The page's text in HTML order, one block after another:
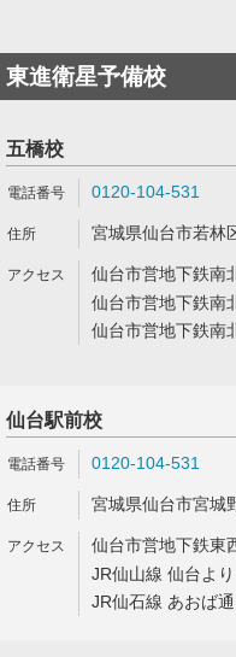
東進衛星予備校
五橋校
0120-104-531
宮城県仙台市若林
仙台市営地下鉄南
仙台市営地下鉄南
仙台市営地下鉄南
仙台駅前校
0120-104-531
宮城県仙台市宮城
仙台市営地下鉄東
JR仙山線 仙台よ
JR仙石線 あおば